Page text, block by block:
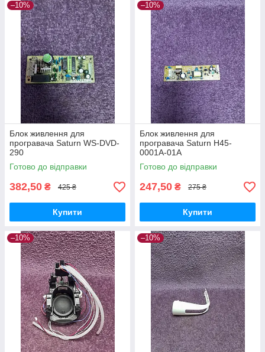
–10%
Блок живлення для
програвача Saturn WS-DVD-
290
Готово до відправки
382,50 ₴ 425 ₴
Купити
–10%
Блок живлення для
програвача Saturn H45-
0001A-01A
Готово до відправки
247,50 ₴ 275 ₴
Купити
–10% –10%